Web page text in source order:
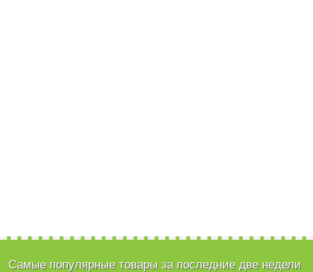
Самые популярные товары за последние две недели